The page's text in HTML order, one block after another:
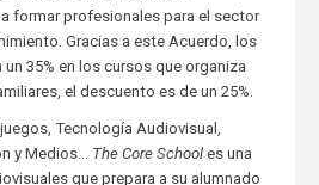
formar profesionales para el sector
Gracias a este Acuerdo, los
un 35% en los cursos que organiza
el descuento es de un 25%.
Tecnología Audiovisual,
y Medios… The Core Schooles una
que prepara a su alumnado